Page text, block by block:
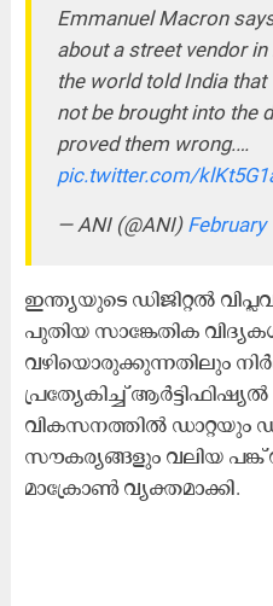
Emmanuel Macron
about a street vendor
the world told India
not be brought into the
proved them wrong.…
pic.twitter.com/
— ANI (@ANI) February
ഇന്ത്യയുടെ ഡിജിറ്റൽ
പുതിയ സാങ്കേതിക
വഴിയൊരുക്കുന്നതിലും
പ്രത്യേകിച്ച്
വികസനത്തിൽ ഡാറ്റയും
സൗകര്യങ്ങളും വലിയ
മാക്രോൺ വ്യക്തമാക്കി.